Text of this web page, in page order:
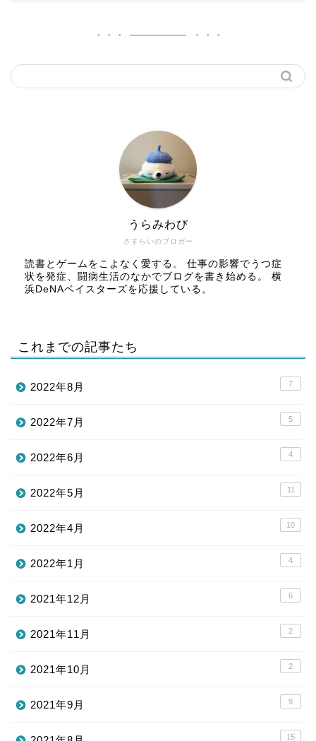
さすらいのブロガー
うらみわび
読書とゲームをこよなく愛する。 仕事の影響でうつ症
状を発症、闘病生活のなかでブログを書き始める。 横
浜DeNAベイスターズを応援している。
これまでの記事たち
2022年8月 7
2022年7月 5
2022年6月 4
2022年5月 11
2022年4月 10
2022年1月 4
2021年12月 6
2021年11月 2
2021年10月 2
2021年9月 9
15